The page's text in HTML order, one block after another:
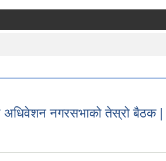
नगरसभाको तेस्रो बैठक |